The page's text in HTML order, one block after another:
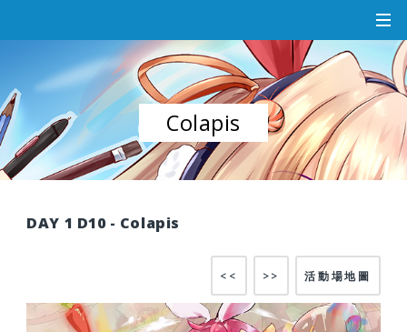
Colapis
DAY 1 D10 - Colapis
活動場地圖
>>
<<